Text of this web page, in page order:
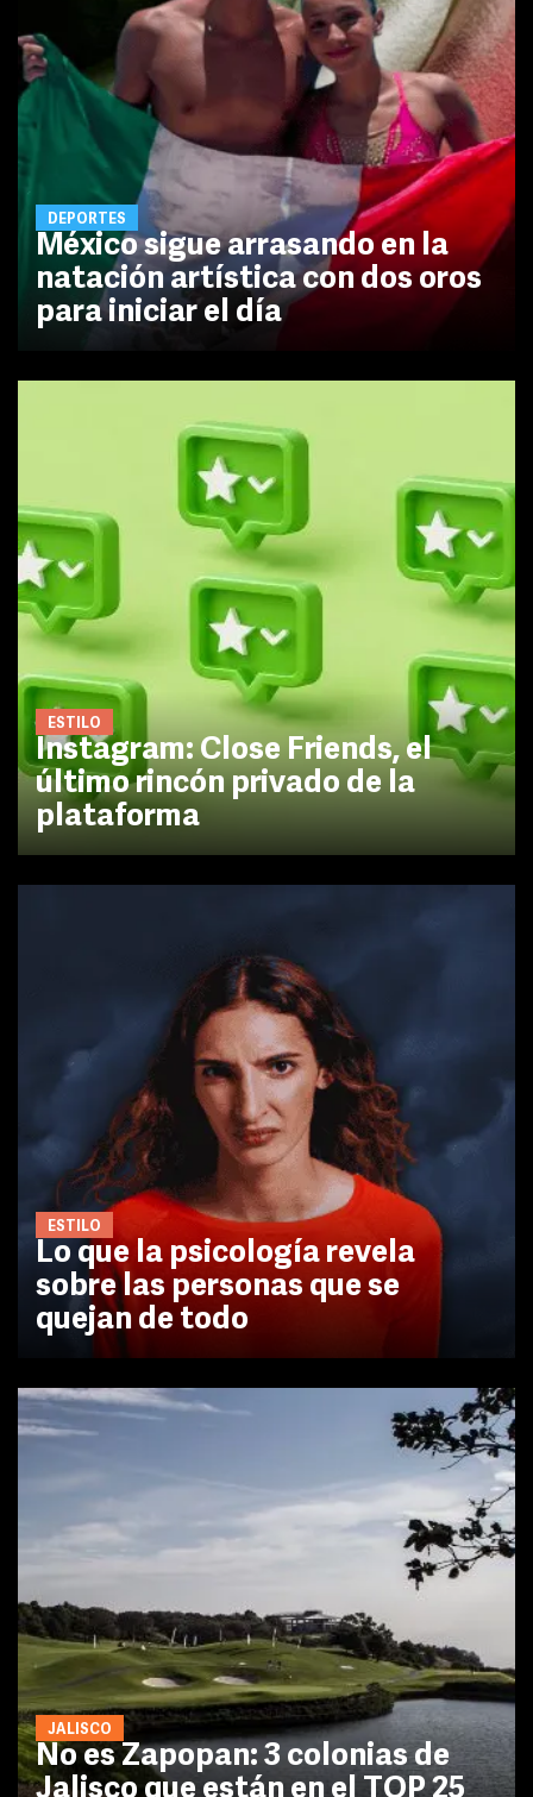
DEPORTES
México sigue arrasando en la
natación artística con dos oros
para iniciar el día
ESTILO
Instagram: Close Friends, el
último rincón privado de la
plataforma
ESTILO
Lo que la psicología revela
sobre las personas que se
quejan de todo
JALISCO
No es Zapopan: 3 colonias de